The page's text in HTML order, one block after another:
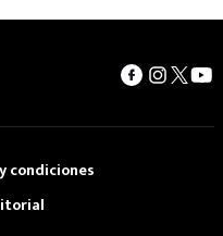
condiciones